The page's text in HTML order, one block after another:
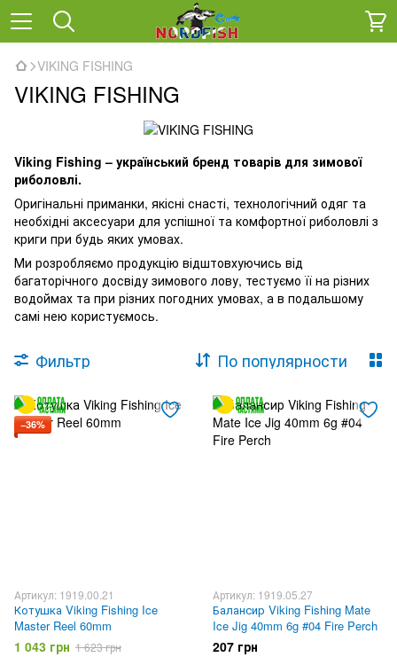
VIKING FISHING
VIKING FISHING
Viking Fishing – український бренд товарів для зимової
риболовлі.
Оригінальні приманки, якісні снасті, технологічний одяг та
необхідні аксесуари для успішної та комфортної риболовлі з
криги при будь яких умовах.
Ми розробляємо продукцію відштовхуючись від
багаторічного досвіду зимового лову, тестуємо її на різних
водоймах та при різних погодних умовах, а в подальшому
самі нею користуємось.
Фильтр По популярности
−36%
Артикул: 1919.00.21
Котушка Viking Fishing Ice
Master Reel 60mm
1 043 грн 1 623 грн
Артикул: 1919.05.27
Балансир Viking Fishing Mate
Ice Jig 40mm 6g #04 Fire Perch
207 грн